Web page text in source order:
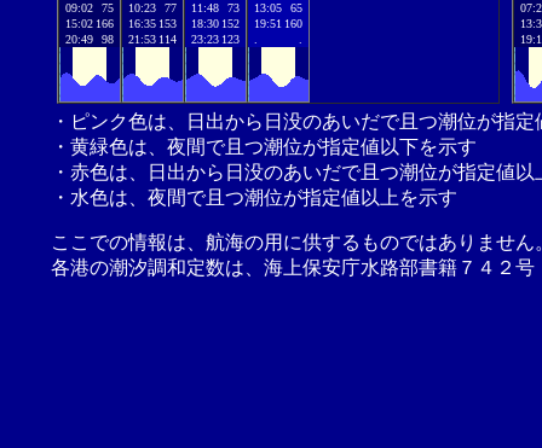
09:02
75
15:02 166
20:49
98
10:23
77
16:35 153
21:53 114
11:48
73
18:30 152
23:23 123
13:05
65
19:51 160
・ピンク色は、日出から日没のあいだで且つ潮位が指
・黄緑色は、夜間で且つ潮位が指定値以下を示す
・赤色は、日出から日没のあいだで且つ潮位が指定値以
・水色は、夜間で且つ潮位が指定値以上を示す
ここでの情報は、航海の用に供するものではありませ
各港の潮汐調和定数は、海上保安庁水路部書籍７４２